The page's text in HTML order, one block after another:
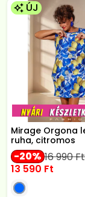
ÚJ
Mirage Orgona
ruha, citromos
20 16 990Ft
13 590 Ft